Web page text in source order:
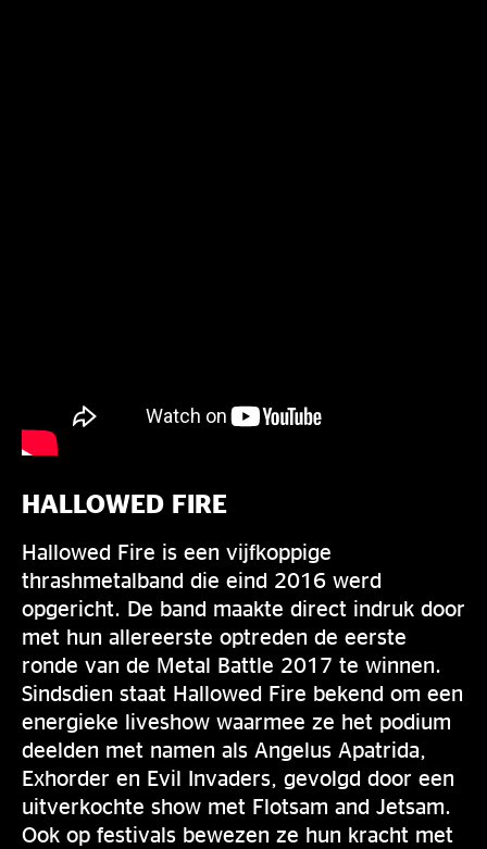
HALLOWED FIRE
Hallowed Fire is een vijfkoppige
thrashmetalband die eind 2016 werd
opgericht. De band maakte direct indruk door
met hun allereerste optreden de eerste
ronde van de Metal Battle 2017 te winnen.
Sindsdien staat Hallowed Fire bekend om een
energieke liveshow waarmee ze het podium
deelden met namen als Angelus Apatrida,
Exhorder en Evil Invaders, gevolgd door een
uitverkochte show met Flotsam and Jetsam.
Ook op festivals bewezen ze hun kracht met